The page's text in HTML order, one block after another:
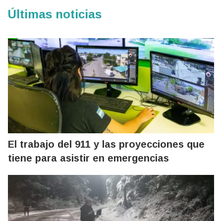
Últimas noticias
El trabajo del 911 y las proyecciones que
tiene para asistir en emergencias